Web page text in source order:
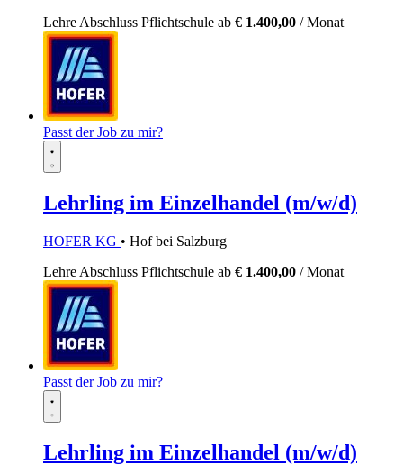
Lehre Abschluss Pflichtschule ab € 1.400,00 / Monat
Passt der Job zu mir?
Lehrling im Einzelhandel (m/w/d)
HOFER KG • Hof bei Salzburg
Lehre Abschluss Pflichtschule ab € 1.400,00 / Monat
Passt der Job zu mir?
Lehrling im Einzelhandel (m/w/d)